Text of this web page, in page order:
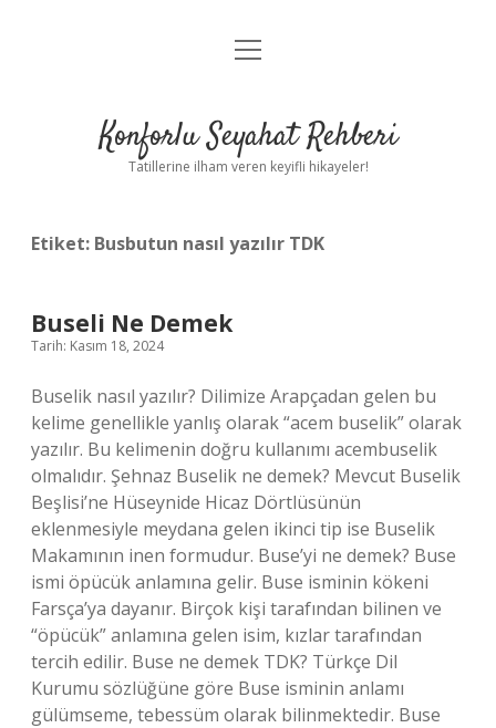
Anasayfa
Yasal Uyarı
menüyü
Konforlu Seyahat Rehberi
Tatillerine ilham veren keyifli hikayeler!
Etiket: Busbutun nasıl yazılır TDK
Buseli Ne Demek
Tarih: Kasım 18, 2024
Buselik nasıl yazılır? Dilimize Arapçadan gelen bu
kelime genellikle yanlış olarak “acem buselik” olarak
yazılır. Bu kelimenin doğru kullanımı acembuselik
olmalıdır. Şehnaz Buselik ne demek? Mevcut Buselik
Beşlisi’ne Hüseynide Hicaz Dörtlüsünün
eklenmesiyle meydana gelen ikinci tip ise Buselik
Makamının inen formudur. Buse’yi ne demek? Buse
ismi öpücük anlamına gelir. Buse isminin kökeni
Farsça’ya dayanır. Birçok kişi tarafından bilinen ve
“öpücük” anlamına gelen isim, kızlar tarafından
tercih edilir. Buse ne demek TDK? Türkçe Dil
Kurumu sözlüğüne göre Buse isminin anlamı
gülümseme, tebessüm olarak bilinmektedir. Buse